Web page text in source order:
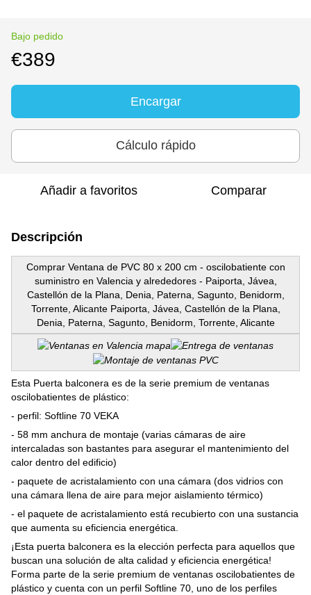
Bajo pedido
€389
Encargar
Cálculo rápido
Añadir a favoritos Comparar
Descripción
Comprar Ventana de PVC 80 x 200 cm - oscilobatiente con
suministro en Valencia y alrededores - Paiporta, Jávea,
Castellón de la Plana, Denia, Paterna, Sagunto, Benidorm,
Torrente, Alicante Paiporta, Jávea, Castellón de la Plana,
Denia, Paterna, Sagunto, Benidorm, Torrente, Alicante
Esta Puerta balconera es de la serie premium de ventanas
oscilobatientes de plástico:
- perfil: Softline 70 VEKA
- 58 mm anchura de montaje (varias cámaras de aire
intercaladas son bastantes para asegurar el mantenimiento del
calor dentro del edificio)
- paquete de acristalamiento con una cámara (dos vidrios con
una cámara llena de aire para mejor aislamiento térmico)
- el paquete de acristalamiento está recubierto con una sustancia
que aumenta su eficiencia energética.
¡Esta puerta balconera es la elección perfecta para aquellos que
buscan una solución de alta calidad y eficiencia energética!
Forma parte de la serie premium de ventanas oscilobatientes de
plástico y cuenta con un perfil Softline 70, uno de los perfiles